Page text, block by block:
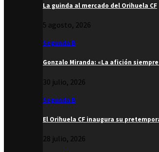
La guinda al mercado del Orihuela CF
5 agosto, 2026
Segunda B
Gonzalo Miranda: «La afición
30 julio, 2026
Segunda B
El Orihuela CF inaugura su
28 julio, 2026